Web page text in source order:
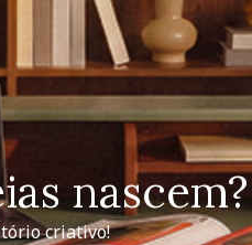
nascem?
criativo!